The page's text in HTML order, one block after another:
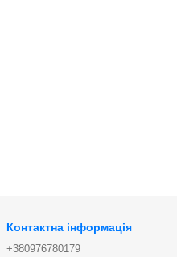
Контактна інформація
+380976780179